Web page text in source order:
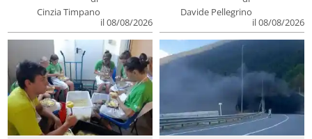
Cinzia Timpano
il 08/08/2026
Davide Pellegrino
il 08/08/2026